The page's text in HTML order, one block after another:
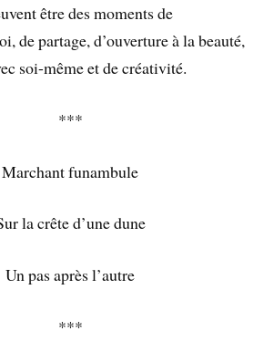
être des moments de
de partage, d’ouverture à la beauté,
soi-même et de créativité.
***
Marchant funambule
la crête d’une dune
Un pas après l’autre
***